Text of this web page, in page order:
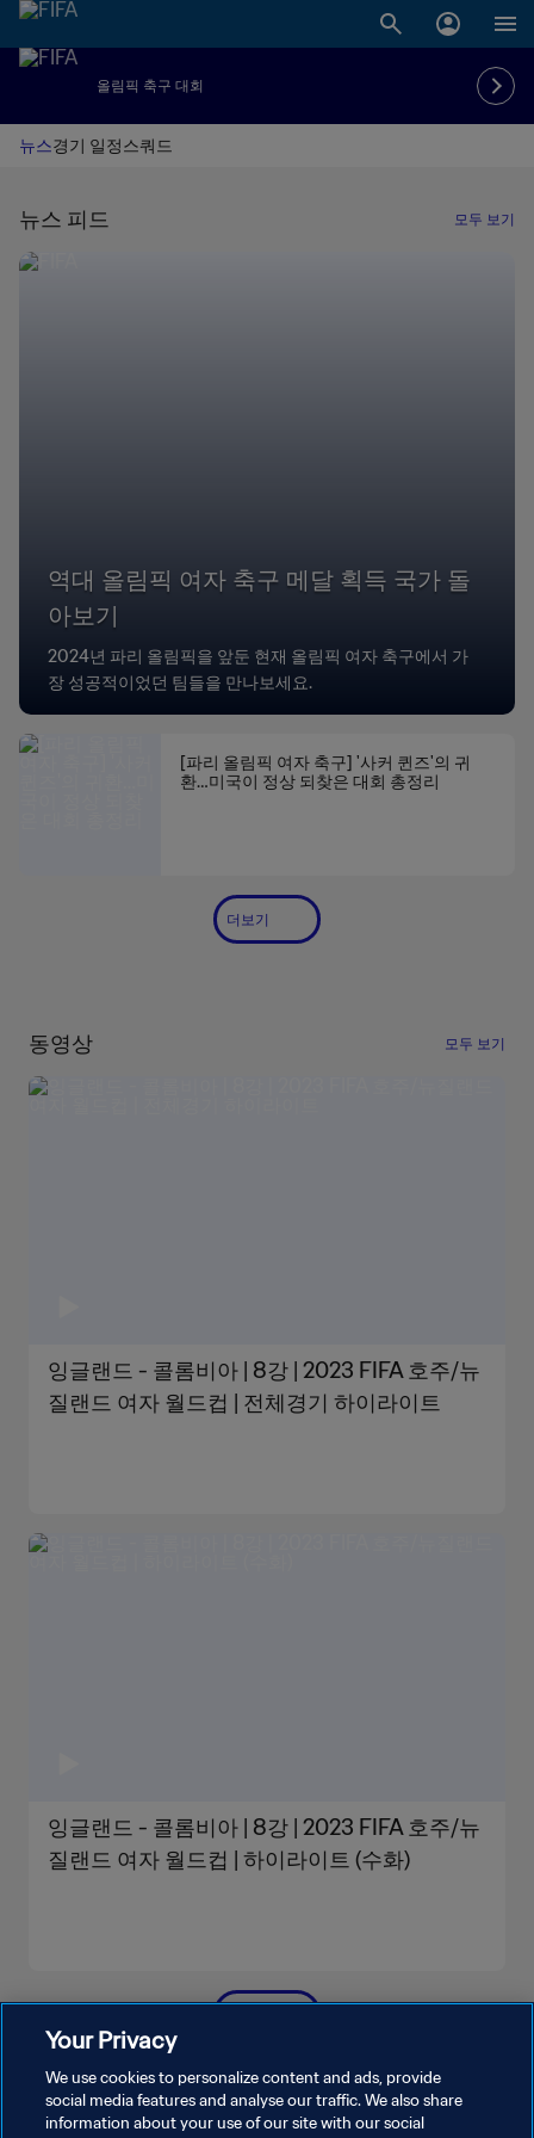
올림픽 축구 대회
뉴스경기 일정스쿼드
뉴스 피드 모두 보기
역대 올림픽 여자 축구 메달 획득 국가 돌
아보기
2024년 파리 올림픽을 앞둔 현재 올림픽 여자 축구에서 가
장 성공적이었던 팀들을 만나보세요.
[파리 올림픽 여자 축구] '사커 퀸즈'의 귀
환…미국이 정상 되찾은 대회 총정리
더보기
동영상 모두 보기
잉글랜드 - 콜롬비아 | 8강 | 2023 FIFA 호주/뉴
질랜드 여자 월드컵 | 전체경기 하이라이트
잉글랜드 - 콜롬비아 | 8강 | 2023 FIFA 호주/뉴
질랜드 여자 월드컵 | 하이라이트 (수화)
Your Privacy
We use cookies to personalize content and ads, provide
social media features and analyse our traffic. We also share
information about your use of our site with our social